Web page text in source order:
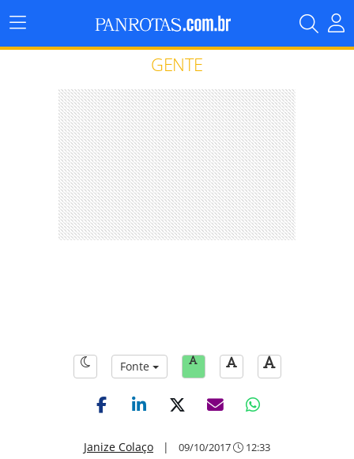
Menu
Principal
GENTE
Fonte
Janize Colaço | 09/10/2017 12:33